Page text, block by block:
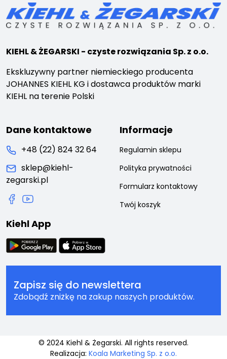
KIEHL & ŻEGARSKI - czyste rozwiązania Sp. z o.o.
Ekskluzywny partner niemieckiego producenta
JOHANNES KIEHL KG i dostawca produktów marki
KIEHL na terenie Polski
Dane kontaktowe
+48 (22) 824 32 64
sklep@kiehl-
zegarski.pl
Kiehl App
Informacje
Regulamin sklepu
Polityka prywatności
Formularz kontaktowy
Twój koszyk
Zapisz się do newslettera
Zdobądź zniżkę na zakup naszych produktów.
© 2024 Kiehl & Żegarski. All rights reserved.
Realizacja: Koala Marketing Sp. z o.o.